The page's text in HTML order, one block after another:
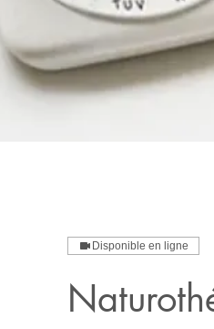
Disponible en ligne